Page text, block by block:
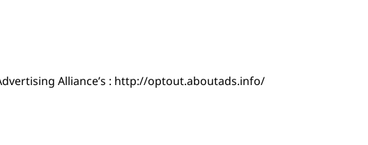
Alliance’s : http://optout.aboutads.info/